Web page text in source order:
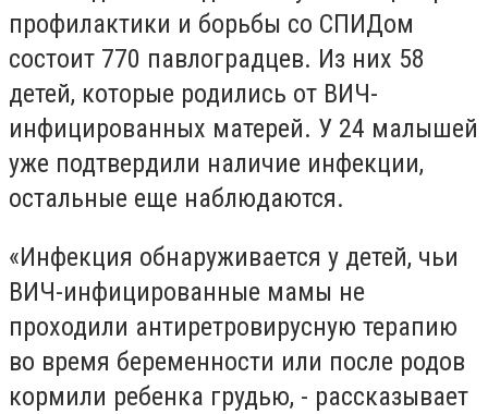
профилактики и борьбы со СПИДом
состоит 770 павлоградцев. Из них 58
детей, которые родились от ВИЧ-
инфицированных матерей. У 24 малышей
уже подтвердили наличие инфекции,
остальные еще наблюдаются.
«Инфекция обнаруживается у детей, чьи
ВИЧ-инфицированные мамы не
проходили антиретровирусную терапию
во время беременности или после родов
кормили ребенка грудью, - рассказывает